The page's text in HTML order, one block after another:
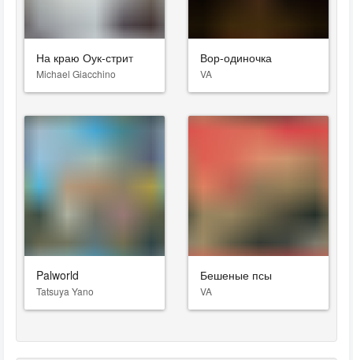
На краю Оук-стрит
Michael Giacchino
Вор-одиночка
VA
Palworld
Tatsuya Yano
Бешеные псы
VA